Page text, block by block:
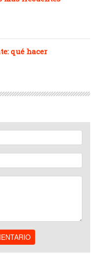
qué hacer